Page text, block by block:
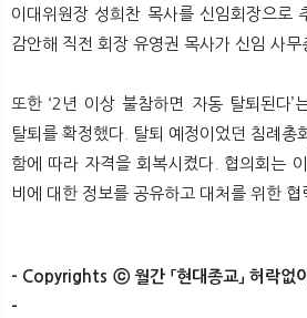
이대위원장 성희찬 목사를 신임회장으로
감안해 직전 회장 유영권 목사가 신임 사무
또한 ‘2년 이상 불참하면 자동 탈퇴된다’
탈퇴를 확정했다. 탈퇴 예정이었던 침례총
함에 따라 자격을 회복시켰다. 협의회는
비에 대한 정보를 공유하고 대처를 위한 협
- Copyrights ⓒ 월간 「현대종교」 허락없
-